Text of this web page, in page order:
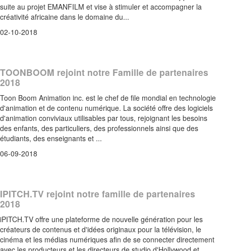
suite au projet EMANFILM et vise à stimuler et accompagner la
créativité africaine dans le domaine du...
02-10-2018
TOONBOOM rejoint notre Famille de partenaires
2018
Toon Boom Animation inc. est le chef de file mondial en technologie
d'animation et de contenu numérique. La société offre des logiciels
d'animation conviviaux utilisables par tous, rejoignant les besoins
des enfants, des particuliers, des professionnels ainsi que des
étudiants, des enseignants et ...
06-09-2018
IPITCH.TV rejoint notre famille de partenaires
2018
iPITCH.TV offre une plateforme de nouvelle génération pour les
créateurs de contenus et d'idées originaux pour la télévision, le
cinéma et les médias numériques afin de se connecter directement